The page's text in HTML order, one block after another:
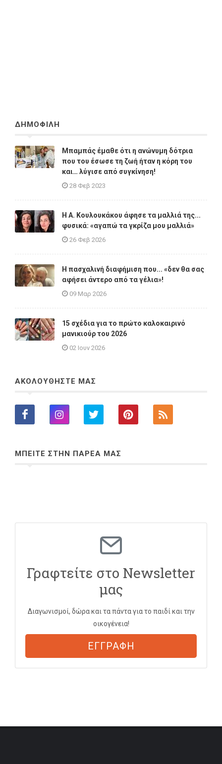
ΔΗΜΟΦΙΛΗ
Μπαμπάς έμαθε ότι η ανώνυμη δότρια
που του έσωσε τη ζωή ήταν η κόρη του
και… λύγισε από συγκίνηση!
28 Φεβ 2023
Η A. Κουλουκάκου άφησε τα μαλλιά της...
φυσικά: «αγαπώ τα γκρίζα μου μαλλιά»
26 Φεβ 2026
Η πασχαλινή διαφήμιση που... «δεν θα σας
αφήσει άντερο από τα γέλια»!
09 Μαρ 2026
15 σχέδια για το πρώτο καλοκαιρινό
μανικιούρ του 2026
02 Ιουν 2026
ΑΚΟΛΟΥΘΗΣΤΕ ΜΑΣ
ΜΠΕΙΤΕ ΣΤΗΝ ΠΑΡΕΑ ΜΑΣ
Γραφτείτε στο Newsletter
μας
Διαγωνισμοί, δώρα και τα πάντα για το παιδί και την
οικογένεια!
ΕΓΓΡΑΦΗ